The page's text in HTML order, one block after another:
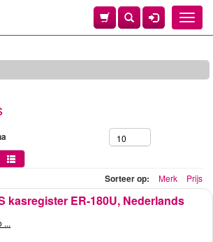
Toggle
10
Sorteer op: Merk Prijs
kasregister ER-180U, Nederlands
...